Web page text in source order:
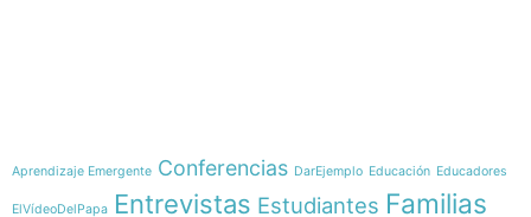
Aprendizaje Emergente Conferencias DarEjemplo Educación Educadores
ElVídeoDelPapa Entrevistas Estudiantes Familias